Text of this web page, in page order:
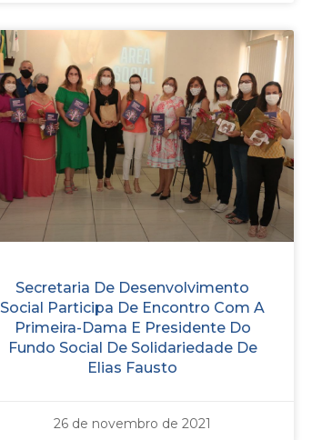
Secretaria De Desenvolvimento
Social Participa De Encontro Com A
Primeira-Dama E Presidente Do
Fundo Social De Solidariedade De
Elias Fausto
26 de novembro de 2021